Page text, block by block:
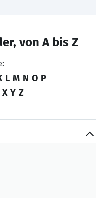
von A bis Z
L M N O P
X Y Z